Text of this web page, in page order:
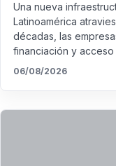
Una nueva
Latinoamérica
décadas, las
financiación y acceso
06/08/2026